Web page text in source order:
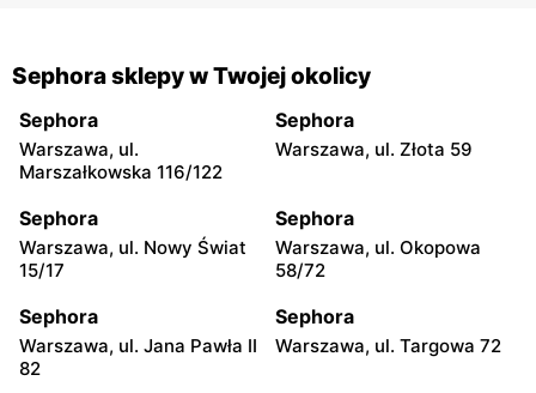
Sephora sklepy w Twojej okolicy
Sephora
Warszawa, ul.
Marszałkowska 116/122
Sephora
Warszawa, ul. Złota 59
Sephora
Warszawa, ul. Nowy Świat
15/17
Sephora
Warszawa, ul. Okopowa
58/72
Sephora
Warszawa, ul. Jana Pawła II
82
Sephora
Warszawa, ul. Targowa 72